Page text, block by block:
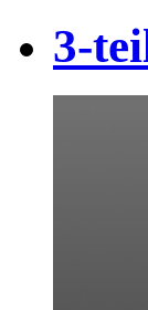
3-